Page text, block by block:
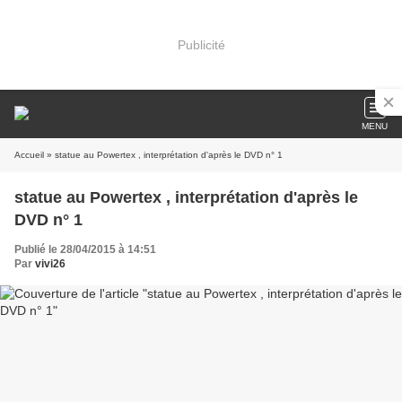
Publicité
MENU
Accueil » statue au Powertex , interprétation d'après le DVD n° 1
statue au Powertex , interprétation d'après le
DVD n° 1
Publié le 28/04/2015 à 14:51
Par vivi26